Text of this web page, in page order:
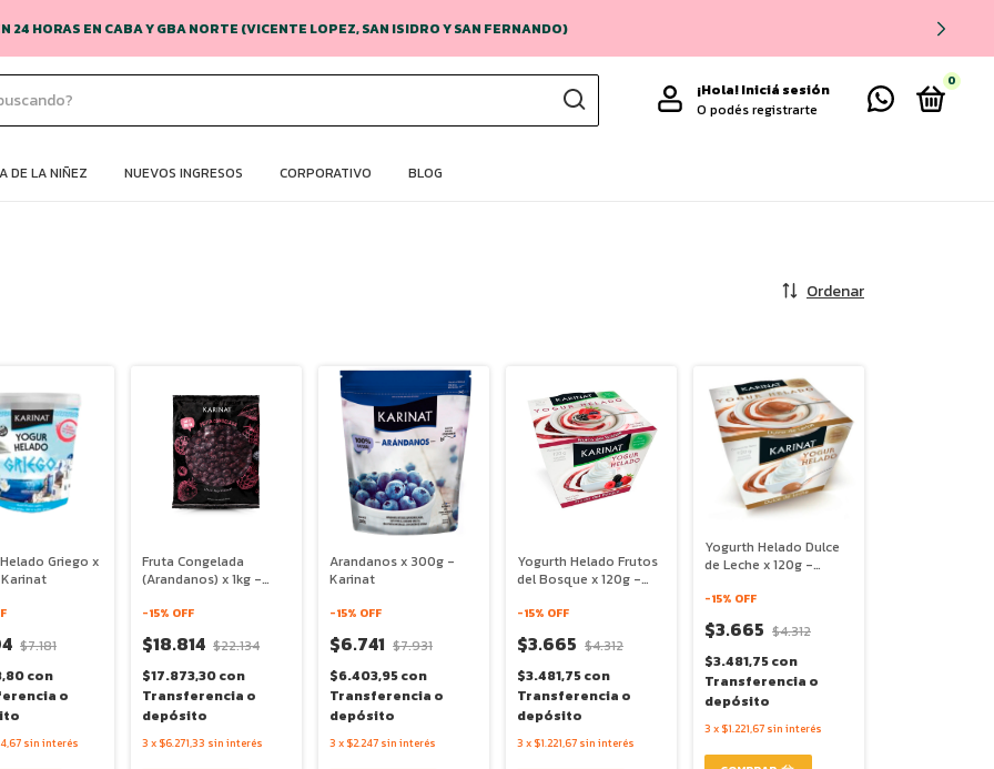
24 HORAS EN CABA Y GBA NORTE (VICENTE LOPEZ, SAN ISIDRO Y SAN FERNANDO)
¡Hola!Iniciá sesión
O podés registrarte
0
DE LA NIÑEZ NUEVOS INGRESOS CORPORATIVO BLOG
Ordenar
Griego x
$7.181
con
o
sin interés
Fruta Congelada
(Arandanos) x 1kg -
-15% OFF
$18.814 $22.134
$17.873,30con
Transferencia o
depósito
3 x $6.271,33 sin interés
Arandanos x 300g -
Karinat
-15% OFF
$6.741 $7.931
$6.403,95con
Transferencia o
depósito
3 x $2.247 sin interés
Yogurth Helado Frutos
del Bosque x 120g -
-15% OFF
$3.665 $4.312
$3.481,75con
Transferencia o
depósito
3 x $1.221,67 sin interés
Yogurth Helado Dulce
de Leche x 120g -
-15% OFF
$3.665 $4.312
$3.481,75con
Transferencia o
depósito
3 x $1.221,67 sin interés